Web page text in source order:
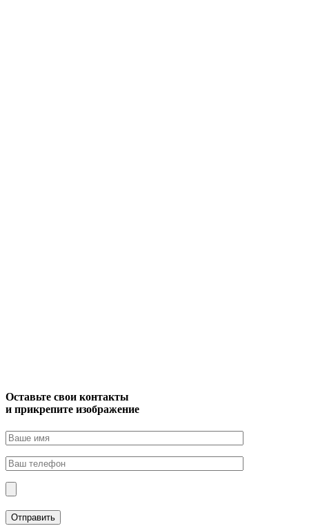
Оставьте свои контакты
и прикрепите изображение